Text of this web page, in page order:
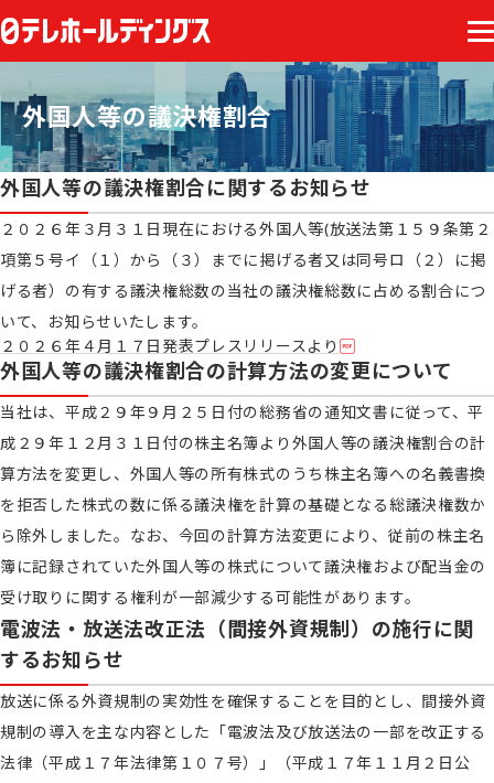
外国人等の議決権割合
外国人等の議決権割合に関するお知らせ
２０２６年３月３１日現在における外国人等(放送法第１５９条第２
項第５号イ（１）から（３）までに掲げる者又は同号ロ（２）に掲
げる者）の有する議決権総数の当社の議決権総数に占める割合につ
いて、お知らせいたします。
２０２６年４月１７日発表プレスリリースより
外国人等の議決権割合の計算方法の変更について
当社は、平成２９年９月２５日付の総務省の通知文書に従って、平
成２９年１２月３１日付の株主名簿より外国人等の議決権割合の計
算方法を変更し、外国人等の所有株式のうち株主名簿への名義書換
を拒否した株式の数に係る議決権を計算の基礎となる総議決権数か
ら除外しました。なお、今回の計算方法変更により、従前の株主名
簿に記録されていた外国人等の株式について議決権および配当金の
受け取りに関する権利が一部減少する可能性があります。
電波法・放送法改正法（間接外資規制）の施行に関
するお知らせ
放送に係る外資規制の実効性を確保することを目的とし、間接外資
規制の導入を主な内容とした「電波法及び放送法の一部を改正する
法律（平成１７年法律第１０７号）」（平成１７年１１月２日公